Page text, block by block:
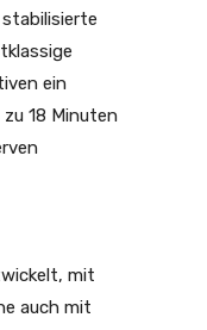
ein
18 Minuten
mit
auch mit